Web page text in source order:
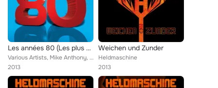
Les années 80 (Les plus grands tubes des années 80)
Various Artists, Mike Anthony, Kim Wilde, Ashford & Simpson, Scotch, Matt Bianco, B.B. & Q. Band, Johnny Hates Jazz, Murray Head...
2013
Weichen und Zunder
Heldmaschine
2013